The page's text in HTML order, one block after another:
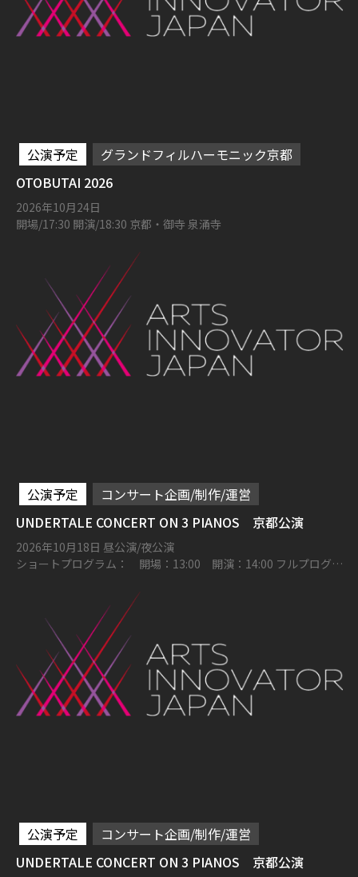
公演予定
グランドフィルハーモニック京都
OTOBUTAI 2026
2026年10月24日
開場/17:30 開演/18:30 京都・御寺 泉涌寺
公演予定
コンサート企画/制作/運営
UNDERTALE CONCERT ON 3 PIANOS 京都公演
2026年10月18日 昼公演/夜公演
ショートプログラム： 開場：13:00 開演：14:00 フルプログラ
公演予定
コンサート企画/制作/運営
UNDERTALE CONCERT ON 3 PIANOS 京都公演